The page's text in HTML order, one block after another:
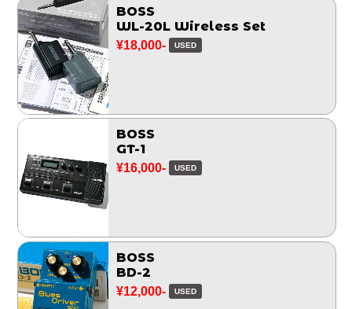
BOSS
WL-20L Wireless Set
¥18,000- USED
BOSS
GT-1
¥16,000- USED
BOSS
BD-2
¥12,000- USED